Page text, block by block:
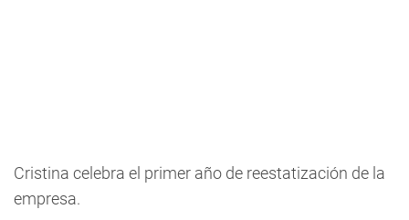
Cristina celebra el primer año de reestatización de la
empresa.